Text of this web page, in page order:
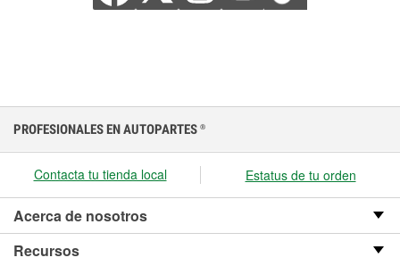
PROFESIONALES EN AUTOPARTES ®
Contacta tu tienda local Estatus de tu orden
Acerca de nosotros
Recursos